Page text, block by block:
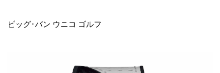
ビッグ･バン ウニコ ゴルフ